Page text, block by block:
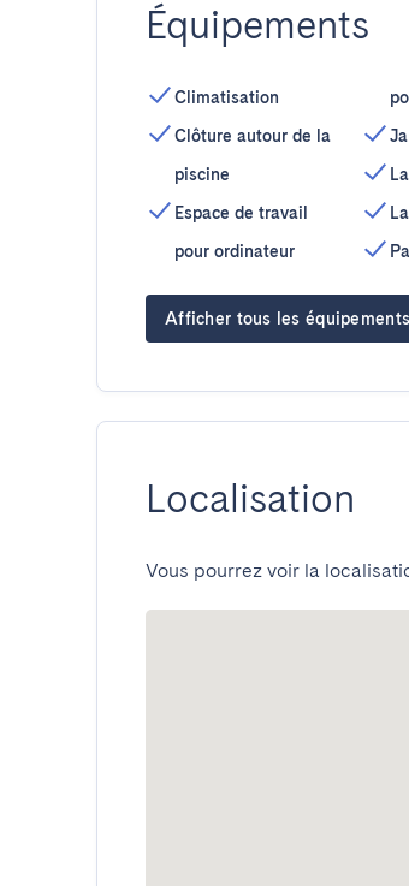
Équipements
Climatisation
Clôture autour de la
piscine
Espace de travail
pour ordinateur
Afficher tous les équipements
Localisation
Vous pourrez voir la